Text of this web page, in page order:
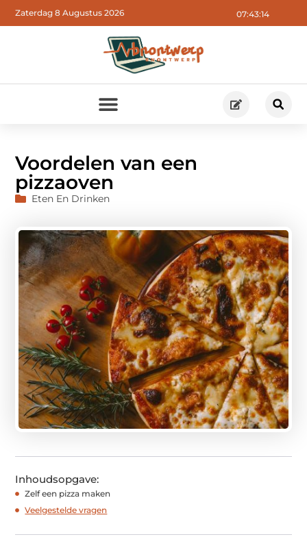
07:43:16
Zaterdag 8 Augustus 2026
Voordelen van een
pizzaoven
Eten En Drinken
Inhoudsopgave:
Zelf een pizza maken
Veelgestelde vragen